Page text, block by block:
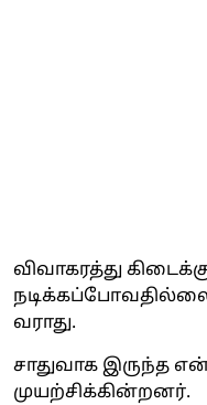
விவாகரத்து
வராது.
சாதுவாக இருந்த
முயற்சிக்கின்றனர்.